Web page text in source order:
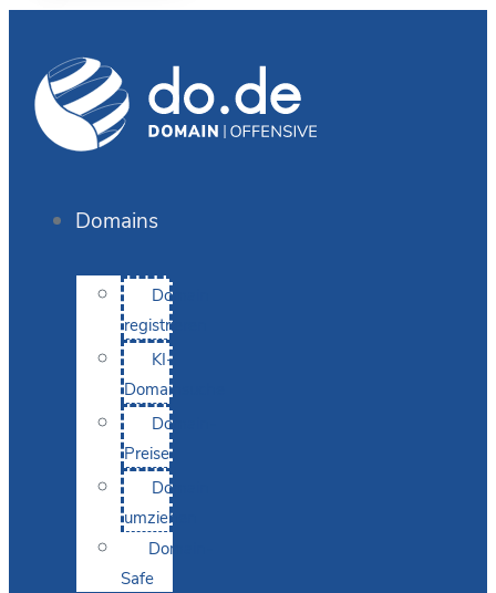
Domains
Domain
registrieren
KI-
Domainsuche
Domain-
Preise
Domain
umziehen
Domain-
Safe